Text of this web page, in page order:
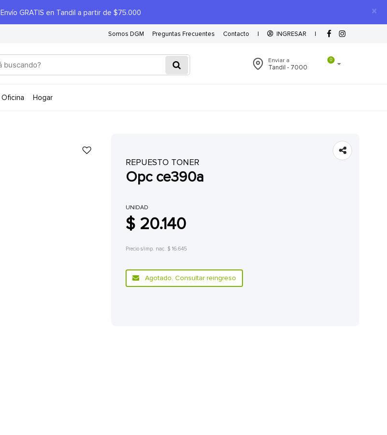
×
Envío GRATIS en Tandil a partir de $75.000
Somos DGM Preguntas Frecuentes Contacto | INGRESAR |
0
Enviar a
Tandil - 7000
oficina hogar
REPUESTO TONER
opc ce390a
UNIDAD
$ 20.140
Precio s/imp. nac. $ 16.645
Agotado. Consultar reingreso